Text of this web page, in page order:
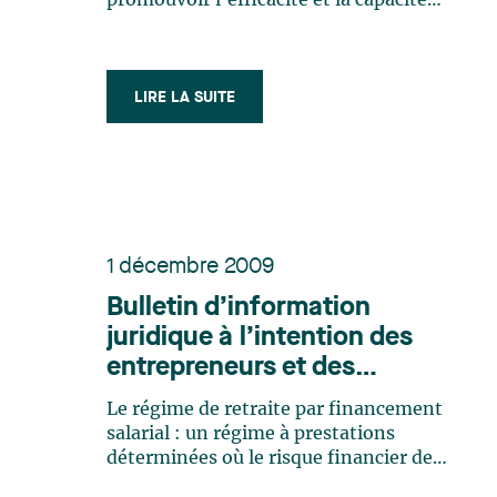
certaines pratiques qui découragent
l’exercice des activités commerciales
par voie électronique1, mieux connue
LIRE LA SUITE
1 décembre 2009
Bulletin d’information
juridique à l’intention des
entrepreneurs et des
décideurs, Numéro 3
Le régime de retraite par financement
salarial : un régime à prestations
déterminées où le risque financier de